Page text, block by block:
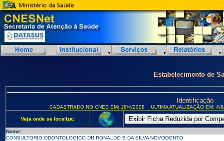
Estabelecimento de
Identificação
CADASTRADO NO CNES EM: 18/4/2008 ULTIMA ATUALIZAÇÃO EM:
Veja onde se localiza:
Nome:
CONSULTORIO ODONTOLOGICO DR RONALDO B DA SILVA NOVODONTO